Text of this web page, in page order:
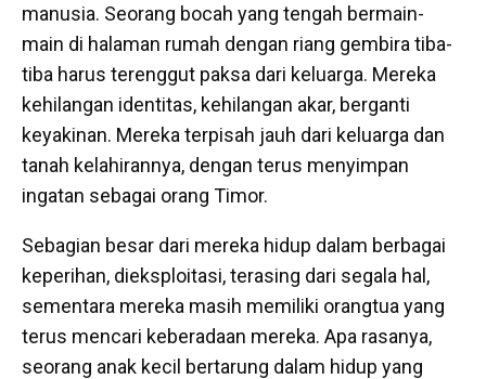
manusia. Seorang bocah yang tengah bermain-
main di halaman rumah dengan riang gembira tiba-
tiba harus terenggut paksa dari keluarga. Mereka
kehilangan identitas, kehilangan akar, berganti
keyakinan. Mereka terpisah jauh dari keluarga dan
tanah kelahirannya, dengan terus menyimpan
ingatan sebagai orang Timor.
Sebagian besar dari mereka hidup dalam berbagai
keperihan, dieksploitasi, terasing dari segala hal,
sementara mereka masih memiliki orangtua yang
terus mencari keberadaan mereka. Apa rasanya,
seorang anak kecil bertarung dalam hidup yang